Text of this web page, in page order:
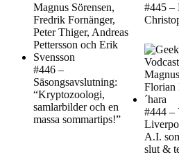
#446 –
Säsongsavslutning:
“Kryptozoologi,
samlarbilder och en
massa sommartips!”
#445 –
#444 –
A.I.
slut &